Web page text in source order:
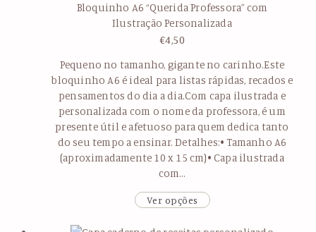
Bloquinho A6 “Querida Professora” com
Ilustração Personalizada
€4,50
Pequeno no tamanho, gigante no carinho.Este
bloquinho A6 é ideal para listas rápidas, recados e
pensamentos do dia a dia.Com capa ilustrada e
personalizada com o nome da professora, é um
presente útil e afetuoso para quem dedica tanto
do seu tempo a ensinar. Detalhes:• Tamanho A6
(aproximadamente 10 x 15 cm)• Capa ilustrada
com…
Ver opções